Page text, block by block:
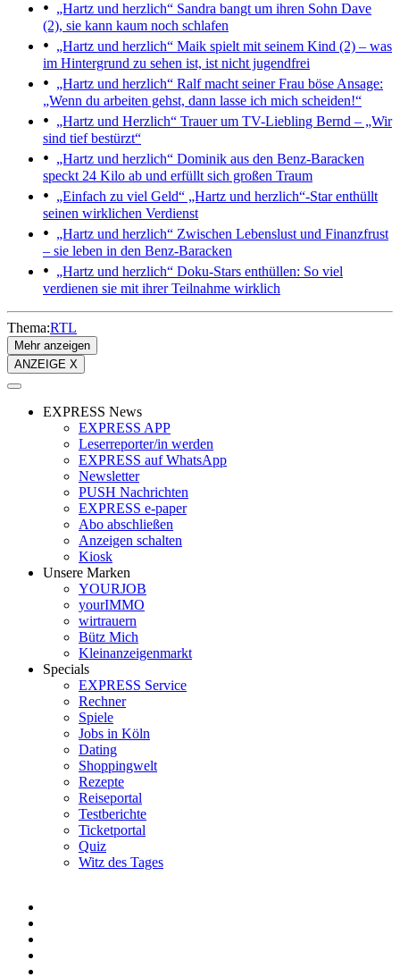
„Hartz und herzlich“ Sandra bangt um ihren Sohn Dave
(2), sie kann kaum noch schlafen
„Hartz und herzlich“ Maik spielt mit seinem Kind (2) – was
im Hintergrund zu sehen ist, ist nicht jugendfrei
„Hartz und herzlich“ Ralf macht seiner Frau böse Ansage:
„Wenn du arbeiten gehst, dann lasse ich mich scheiden!“
„Hartz und Herzlich“ Trauer um TV-Liebling Bernd – „Wir
sind tief bestürzt“
„Hartz und herzlich“ Dominik aus den Benz-Baracken
speckt 24 Kilo ab und erfüllt sich großen Traum
„Einfach zu viel Geld“ „Hartz und herzlich“-Star enthüllt
seinen wirklichen Verdienst
„Hartz und herzlich“ Zwischen Lebenslust und Finanzfrust
– sie leben in den Benz-Baracken
„Hartz und herzlich“ Doku-Stars enthüllen: So viel
verdienen sie mit ihrer Teilnahme wirklich
Thema:RTL
Mehr anzeigen
ANZEIGE X
EXPRESS News
EXPRESS APP
Leserreporter/in werden
EXPRESS auf WhatsApp
Newsletter
PUSH Nachrichten
EXPRESS e-paper
Abo abschließen
Anzeigen schalten
Kiosk
Unsere Marken
YOURJOB
yourIMMO
wirtrauern
Bütz Mich
Kleinanzeigenmarkt
Specials
EXPRESS Service
Rechner
Spiele
Jobs in Köln
Dating
Shoppingwelt
Rezepte
Reiseportal
Testberichte
Ticketportal
Quiz
Witz des Tages